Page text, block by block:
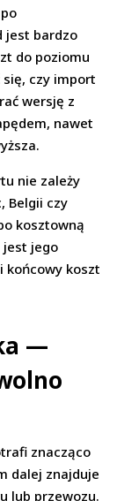
jest bardzo
do poziomu
czy import
wersję z
nawet
nie zależy
Belgii czy
kosztowną
jest jego
końcowy koszt
—
znacząco
dalej znajduje
lub przewozu.